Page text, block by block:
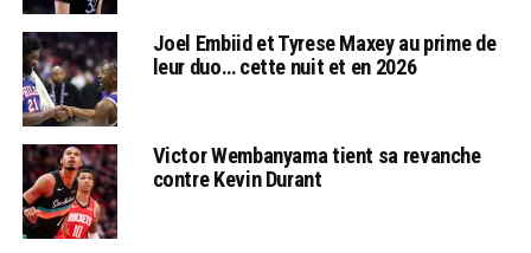
Joel Embiid et Tyrese Maxey au prime de
leur duo… cette nuit et en 2026
Victor Wembanyama tient sa revanche
contre Kevin Durant